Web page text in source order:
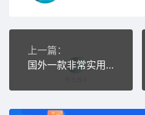
上一篇：
国外一款非常实用的HTML5模板（H10）